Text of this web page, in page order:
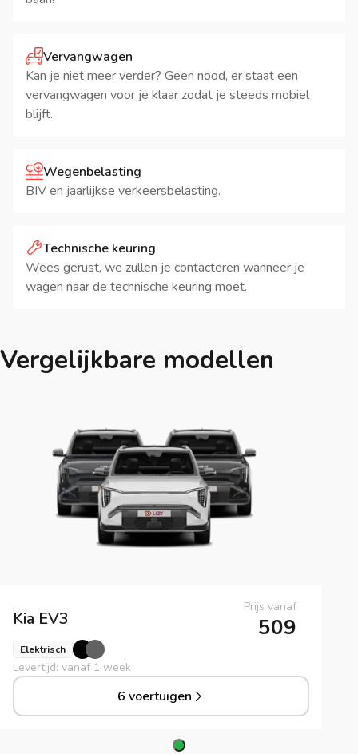
Vergelijkbare modellen
Kia EV3
Prijs vanaf
509
Elektrisch
Levertijd: vanaf 1 week
6 voertuigen
Vervangwagen
Kan je niet meer verder? Geen nood, er staat een
vervangwagen voor je klaar zodat je steeds mobiel
blijft.
Wegenbelasting
BIV en jaarlijkse verkeersbelasting.
Technische keuring
Wees gerust, we zullen je contacteren wanneer je
wagen naar de technische keuring moet.